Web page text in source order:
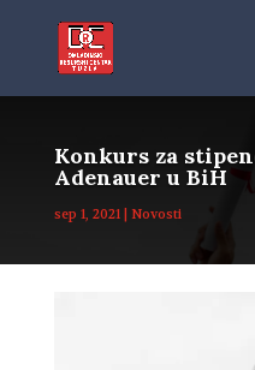
Konkurs za
Adenauer u BiH
sep 1, 2021| Novosti